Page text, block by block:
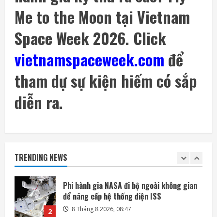
Me to the Moon tại Vietnam
Space Week 2026. Click
vietnamspaceweek.com để
tham dự sự kiện hiếm có sắp
diễn ra.
TRENDING NEWS
8 Tháng 8 2026, 07:52
5
SoftBank không chỉ đầu tư vào AI mà còn
lãi lớn nhờ mua cổ phần Intel
7 Tháng 8 2026, 22:27
1
Mỗi ngày có thêm 1.200 triệu phú, nước
Mỹ giàu lên hay chỉ người giàu càng giàu?
2
Phi hành gia NASA đi bộ ngoài không gian
3
Đến lượt mô hình AI của Moonshot thoát
khỏi môi trường thử nghiệm
8 Tháng 8 2026, 07:58